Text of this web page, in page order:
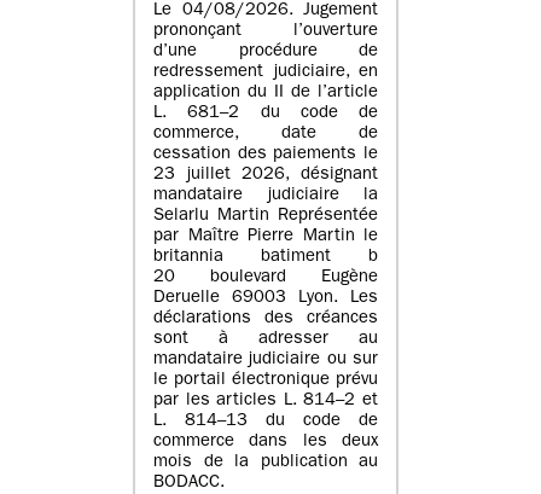
Le 04/08/2026. Jugement
prononçant l’ouverture
d’une procédure de
redressement judiciaire, en
application du II de l’article
L. 681–2 du code de
commerce, date de
cessation des paiements le
23 juillet 2026, désignant
mandataire judiciaire la
Selarlu Martin Représentée
par Maître Pierre Martin le
britannia batiment b
20 boulevard Eugène
Deruelle 69003 Lyon. Les
déclarations des créances
sont à adresser au
mandataire judiciaire ou sur
le portail électronique prévu
par les articles L. 814–2 et
L. 814–13 du code de
commerce dans les deux
mois de la publication au
BODACC.